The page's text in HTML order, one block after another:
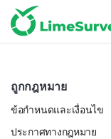
ถูกกฎหมาย
ข้อกำหนดและเงื่อนไข
ประกาศทางกฎหมาย